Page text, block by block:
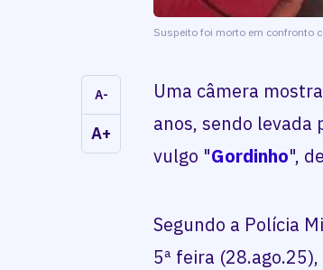
Suspeito foi morto em confronto
A-
A+
Uma câmera mostra
anos, sendo levada
vulgo "Gordinho",
Segundo a Polícia
5ª feira